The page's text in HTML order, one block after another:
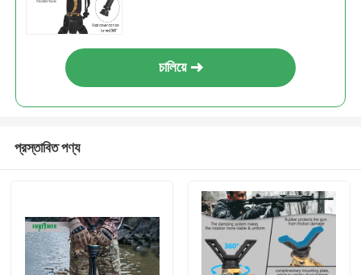
চালিয়ে
প্রস্তাবিত পণ্য